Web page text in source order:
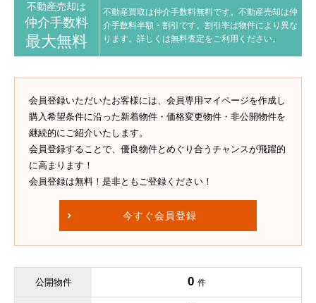
不動産売却は
仲介手数料
最大無料
不動産買取は仲介手数料無料です。 不動産売却は仲
介手数料半額・割引です。 割引率は物件により異な
ります。 詳しくは無料査定をご利用ください。
会員登録いただいたお客様には、会員専用マイページを作成し
購入希望条件に沿った新着物件・価格変更物件・非公開物件を
継続的にご紹介いたします。
会員登録することで、優良物件とめぐり合うチャンスが飛躍的
に高まります！
会員登録は無料！是非ともご登録ください！
今すぐ会員登録
公開物件 0 件